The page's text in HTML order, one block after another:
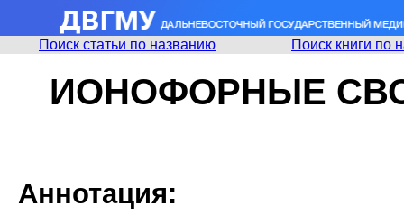
Поиск статьи по названию Поиск книги по
ИОНОФОРНЫЕ
Аннотация: